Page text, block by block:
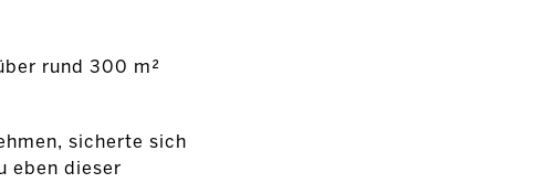
rund 300 m²
sicherte sich
eben dieser